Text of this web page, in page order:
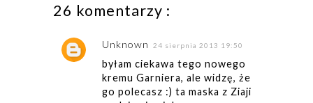
26 komentarzy :
Unknown 24 sierpnia 2013 19:50
byłam ciekawa tego nowego
kremu Garniera, ale widzę, że
go polecasz :) ta maska z Ziaji